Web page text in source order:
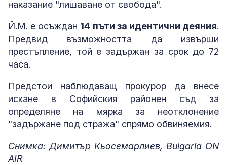
наказание "лишаване от свобода".
Й.М. е осъждан 14 пъти за идентични деяния.
Предвид възможността да извърши
престъпление, той е задържан за срок до 72
часа.
Предстои наблюдаващ прокурор да внесе
искане в Софийския районен съд за
определяне на мярка за неотклонение
"задържане под стража" спрямо обвиняемия.
Снимка: Димитър Кьосемарлиев, Bulgaria ON
AIR